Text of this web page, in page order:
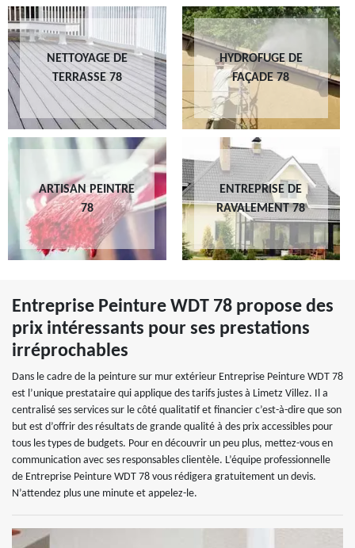
NETTOYAGE DE
TERRASSE 78
HYDROFUGE DE
FAÇADE 78
ARTISAN PEINTRE
78
ENTREPRISE DE
RAVALEMENT 78
Entreprise Peinture WDT 78 propose des
prix intéressants pour ses prestations
irréprochables
Dans le cadre de la peinture sur mur extérieur Entreprise Peinture WDT 78
est l’unique prestataire qui applique des tarifs justes à Limetz Villez. Il a
centralisé ses services sur le côté qualitatif et financier c’est-à-dire que son
but est d’offrir des résultats de grande qualité à des prix accessibles pour
tous les types de budgets. Pour en découvrir un peu plus, mettez-vous en
communication avec ses responsables clientèle. L’équipe professionnelle
de Entreprise Peinture WDT 78 vous rédigera gratuitement un devis.
N’attendez plus une minute et appelez-le.